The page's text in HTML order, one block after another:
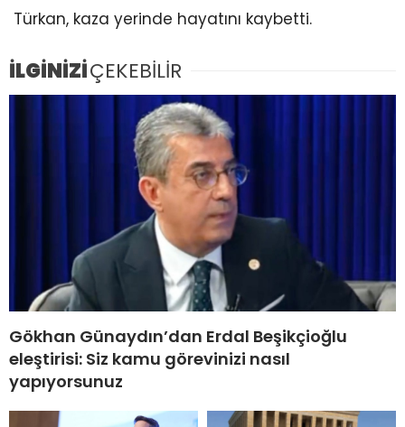
Türkan, kaza yerinde hayatını kaybetti.
İLGİNİZİÇEKEBİLİR
Gökhan Günaydın’dan Erdal Beşikçioğlu
eleştirisi: Siz kamu görevinizi nasıl
yapıyorsunuz